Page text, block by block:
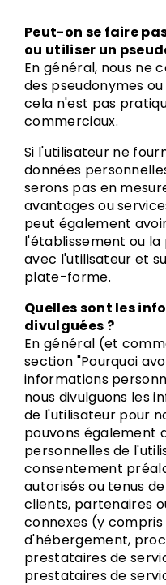
Peut-on se faire
ou utiliser un
En général, nous ne
des pseudonymes
cela n'est pas
commerciaux.
Si l'utilisateur ne
données
serons pas en
avantages ou
peut également
l'établissement ou
avec l'utilisateur et
plate-forme.
Quelles sont les
divulguées ?
En général (et
section "Pourquoi
informations
nous divulguons les
de l'utilisateur pour
pouvons également
personnelles de
consentement
autorisés ou tenus
clients, partenaires
connexes (y compris
d'hébergement,
prestataires de
prestataires de